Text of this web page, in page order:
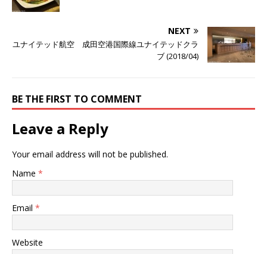
NEXT
ユナイテッド航空 成田空港国際線ユナイテッドクラ
ブ (2018/04)
BE THE FIRST TO COMMENT
Leave a Reply
Your email address will not be published.
Name *
Email *
Website